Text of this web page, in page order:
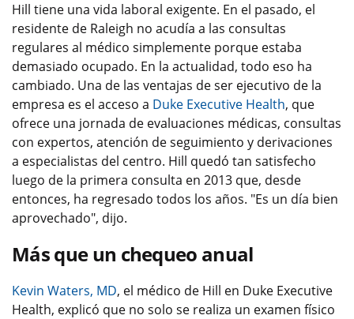
Hill tiene una vida laboral exigente. En el pasado, el
residente de Raleigh no acudía a las consultas
regulares al médico simplemente porque estaba
demasiado ocupado. En la actualidad, todo eso ha
cambiado. Una de las ventajas de ser ejecutivo de la
empresa es el acceso a Duke Executive Health, que
ofrece una jornada de evaluaciones médicas, consultas
con expertos, atención de seguimiento y derivaciones
a especialistas del centro. Hill quedó tan satisfecho
luego de la primera consulta en 2013 que, desde
entonces, ha regresado todos los años. "Es un día bien
aprovechado", dijo.
Más que un chequeo anual
Kevin Waters, MD, el médico de Hill en Duke Executive
Health, explicó que no solo se realiza un examen físico